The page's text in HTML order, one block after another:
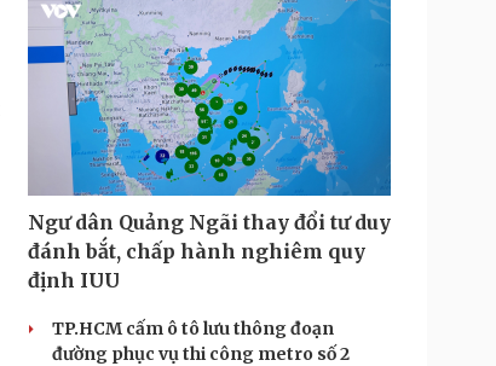
Ngư dân Quảng Ngãi thay đổi tư duy
đánh bắt, chấp hành nghiêm quy
định IUU
TP.HCM cấm ô tô lưu thông đoạn
đường phục vụ thi công metro số 2